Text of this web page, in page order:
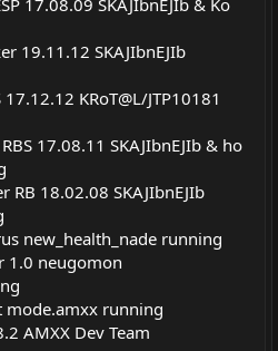
19.11.12 SKAJIbnEJIb
KRoT@L/JTP10181
17.08.11 SKAJIbnEJIb & ho
18.02.08 SKAJIbnEJIb
new_health_nade running
1.0 neugomon
mode.amxx running
AMXX Dev Team